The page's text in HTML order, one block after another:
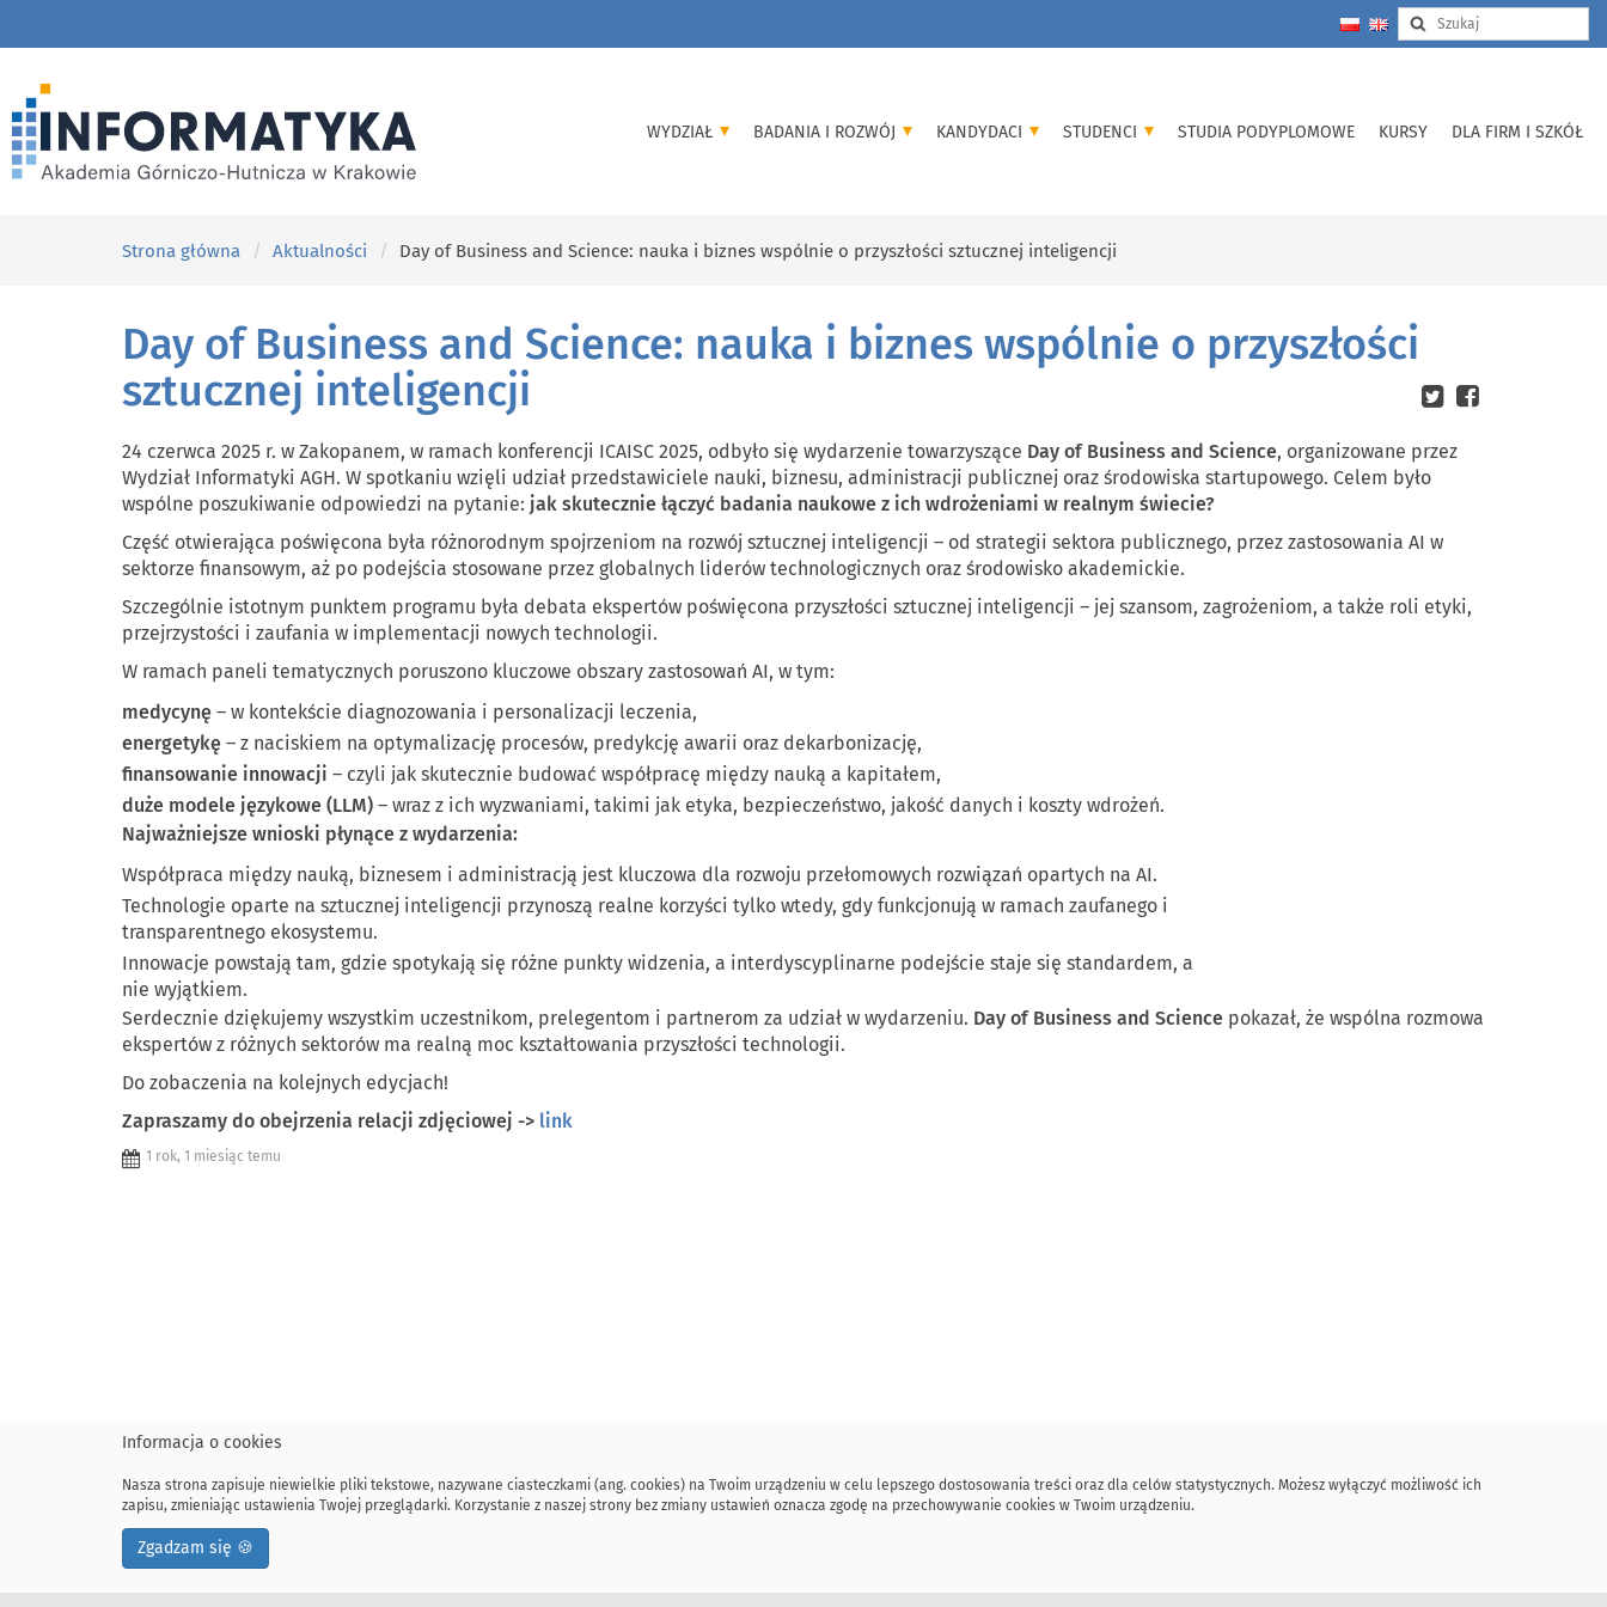
WYDZIAŁ BADANIA I ROZWÓJ KANDYDACI STUDENCI STUDIA PODYPLOMOWE KURSY DLA FIRM I SZKÓŁ
Strona główna Aktualności Day of Business and Science: nauka i biznes wspólnie o przyszłości sztucznej inteligencji
Day of Business and Science: nauka i biznes wspólnie o przyszłości
sztucznej inteligencji
24 czerwca 2025 r. w Zakopanem, w ramach konferencji ICAISC 2025, odbyło się wydarzenie towarzyszące Day of Business and Science, organizowane przez
Wydział Informatyki AGH. W spotkaniu wzięli udział przedstawiciele nauki, biznesu, administracji publicznej oraz środowiska startupowego. Celem było
wspólne poszukiwanie odpowiedzi na pytanie: jak skutecznie łączyć badania naukowe z ich wdrożeniami w realnym świecie?
Część otwierająca poświęcona była różnorodnym spojrzeniom na rozwój sztucznej inteligencji – od strategii sektora publicznego, przez zastosowania AI w
sektorze finansowym, aż po podejścia stosowane przez globalnych liderów technologicznych oraz środowisko akademickie.
Szczególnie istotnym punktem programu była debata ekspertów poświęcona przyszłości sztucznej inteligencji – jej szansom, zagrożeniom, a także roli etyki,
przejrzystości i zaufania w implementacji nowych technologii.
W ramach paneli tematycznych poruszono kluczowe obszary zastosowań AI, w tym:
medycynę – w kontekście diagnozowania i personalizacji leczenia,
energetykę – z naciskiem na optymalizację procesów, predykcję awarii oraz dekarbonizację,
finansowanie innowacji – czyli jak skutecznie budować współpracę między nauką a kapitałem,
duże modele językowe (LLM) – wraz z ich wyzwaniami, takimi jak etyka, bezpieczeństwo, jakość danych i koszty wdrożeń.
Najważniejsze wnioski płynące z wydarzenia:
Współpraca między nauką, biznesem i administracją jest kluczowa dla rozwoju przełomowych rozwiązań opartych na AI.
Technologie oparte na sztucznej inteligencji przynoszą realne korzyści tylko wtedy, gdy funkcjonują w ramach zaufanego i
transparentnego ekosystemu.
Innowacje powstają tam, gdzie spotykają się różne punkty widzenia, a interdyscyplinarne podejście staje się standardem, a
nie wyjątkiem.
Serdecznie dziękujemy wszystkim uczestnikom, prelegentom i partnerom za udział w wydarzeniu. Day of Business and Science pokazał, że wspólna rozmowa
ekspertów z różnych sektorów ma realną moc kształtowania przyszłości technologii.
Do zobaczenia na kolejnych edycjach!
Zapraszamy do obejrzenia relacji zdjęciowej -> link
1 rok, 1 miesiąc temu
Informacja o cookies
Nasza strona zapisuje niewielkie pliki tekstowe, nazywane ciasteczkami (ang. cookies) na Twoim urządzeniu w celu lepszego dostosowania treści oraz dla celów statystycznych. Możesz wyłączyć możliwość ich
zapisu, zmieniając ustawienia Twojej przeglądarki. Korzystanie z naszej strony bez zmiany ustawień oznacza zgodę na przechowywanie cookies w Twoim urządzeniu.
Zgadzam się 🍪